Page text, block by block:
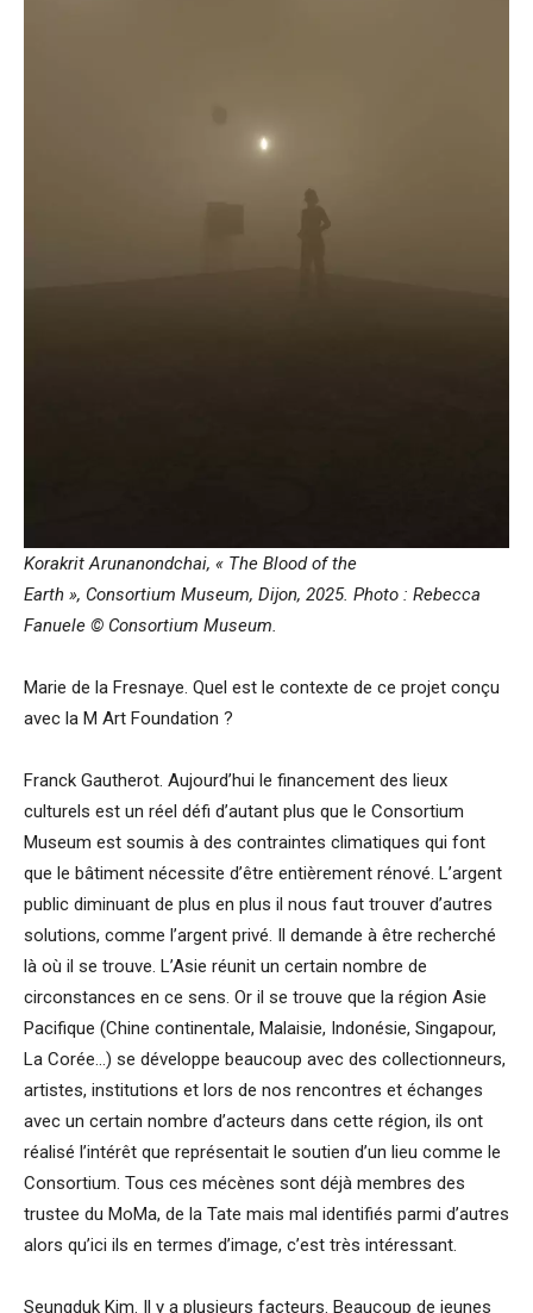
Korakrit Arunanondchai, « The Blood of the
Earth », Consortium Museum, Dijon, 2025. Photo : Rebecca
Fanuele © Consortium Museum.
Marie de la Fresnaye. Quel est le contexte de ce projet conçu
avec la M Art Foundation ?
Franck Gautherot. Aujourd’hui le financement des lieux
culturels est un réel défi d’autant plus que le Consortium
Museum est soumis à des contraintes climatiques qui font
que le bâtiment nécessite d’être entièrement rénové. L’argent
public diminuant de plus en plus il nous faut trouver d’autres
solutions, comme l’argent privé. Il demande à être recherché
là où il se trouve. L’Asie réunit un certain nombre de
circonstances en ce sens. Or il se trouve que la région Asie
Pacifique (Chine continentale, Malaisie, Indonésie, Singapour,
La Corée…) se développe beaucoup avec des collectionneurs,
artistes, institutions et lors de nos rencontres et échanges
avec un certain nombre d’acteurs dans cette région, ils ont
réalisé l’intérêt que représentait le soutien d’un lieu comme le
Consortium. Tous ces mécènes sont déjà membres des
trustee du MoMa, de la Tate mais mal identifiés parmi d’autres
alors qu’ici ils en termes d’image, c’est très intéressant.
Seungduk Kim. Il y a plusieurs facteurs. Beaucoup de jeunes